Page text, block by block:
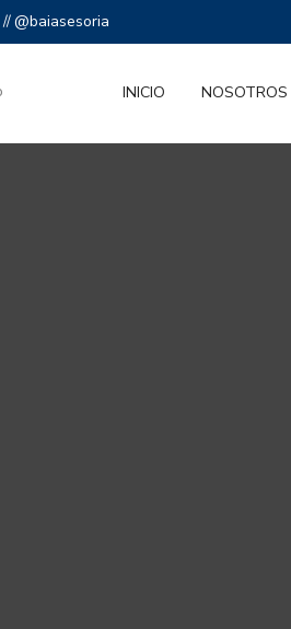
//@baiasesoria
INICIO NOSOTROS